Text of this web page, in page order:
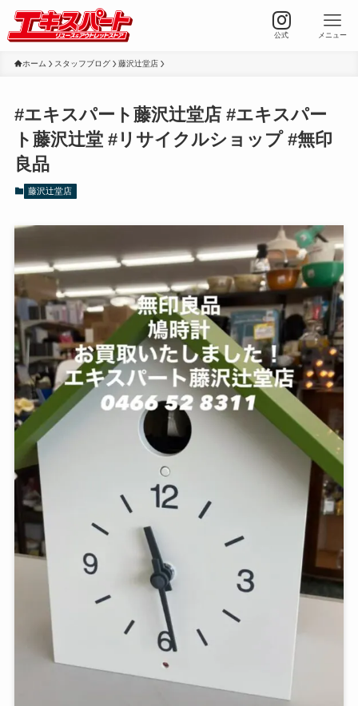
公式 メニュー
ホーム スタッフブログ 藤沢辻堂店
#エキスパート藤沢辻堂店 #エキスパー
ト藤沢辻堂 #リサイクルショップ #無印
良品
藤沢辻堂店